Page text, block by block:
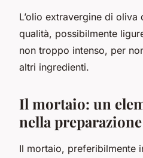
L’olio extravergine di oliva
qualità, possibilmente
non troppo intenso, per
altri ingredienti.
Il mortaio: un
nella preparazione
Il mortaio, preferibilmente